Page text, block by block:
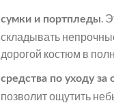
сумки и портпледы.
складывать
дорогой костюм в
средства по уходу за
позволит ощутить